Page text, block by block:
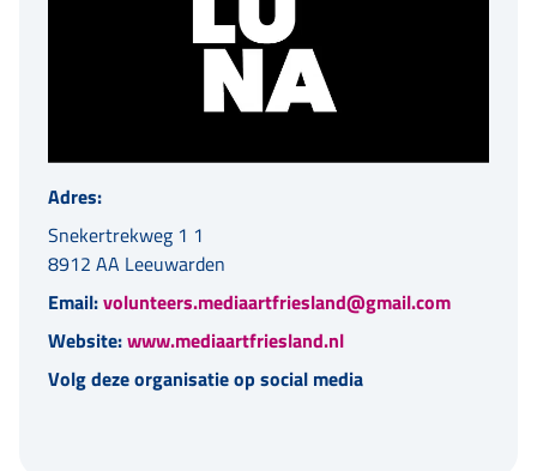
Adres:
Snekertrekweg 1 1
8912 AA Leeuwarden
Email:volunteers.mediaartfriesland@gmail.com
Website:www.mediaartfriesland.nl
Volg deze organisatie op social media